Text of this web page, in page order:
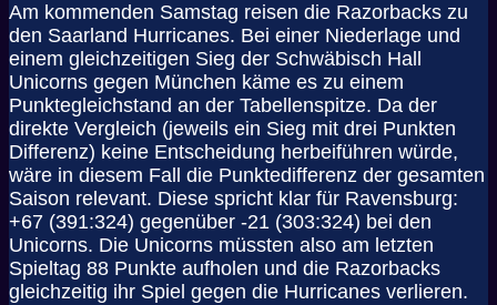
Am kommenden Samstag reisen die Razorbacks zu
den Saarland Hurricanes. Bei einer Niederlage und
einem gleichzeitigen Sieg der Schwäbisch Hall
Unicorns gegen München käme es zu einem
Punktegleichstand an der Tabellenspitze. Da der
direkte Vergleich (jeweils ein Sieg mit drei Punkten
Differenz) keine Entscheidung herbeiführen würde,
wäre in diesem Fall die Punktedifferenz der gesamten
Saison relevant. Diese spricht klar für Ravensburg:
+67 (391:324) gegenüber -21 (303:324) bei den
Unicorns. Die Unicorns müssten also am letzten
Spieltag 88 Punkte aufholen und die Razorbacks
gleichzeitig ihr Spiel gegen die Hurricanes verlieren.